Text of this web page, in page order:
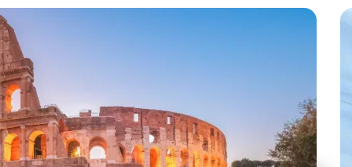
brandstof en veiligheidstoeslagen